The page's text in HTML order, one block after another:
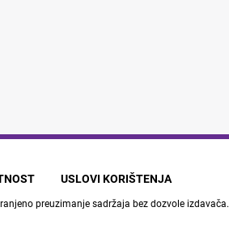
USLOVI KORIŠTENJA
preuzimanje sadržaja bez dozvole izdavača.